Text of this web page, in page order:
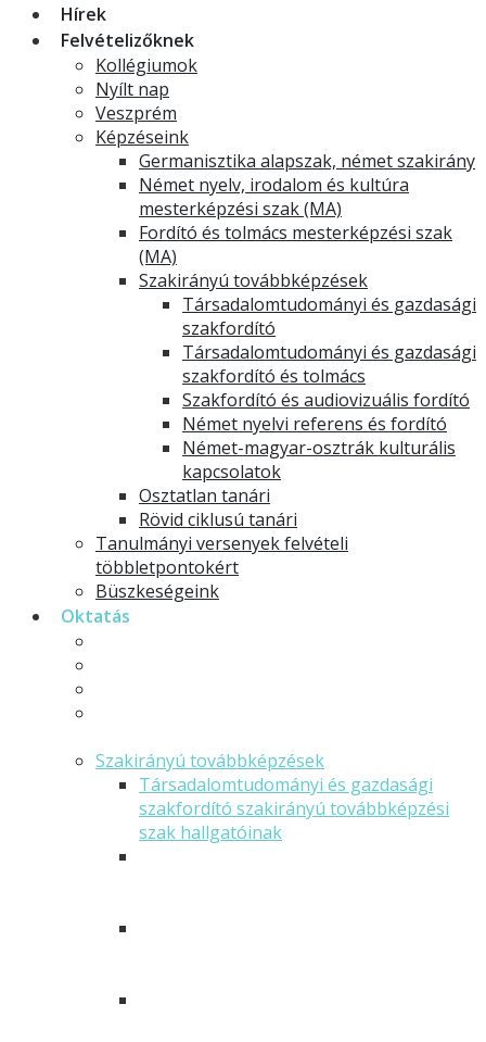
Hírek
Felvételizőknek
Kollégiumok
Nyílt nap
Veszprém
Képzéseink
Germanisztika alapszak, német szakirány
Német nyelv, irodalom és kultúra
mesterképzési szak (MA)
Fordító és tolmács mesterképzési szak
(MA)
Szakirányú továbbképzések
Társadalomtudományi és gazdasági
szakfordító
Társadalomtudományi és gazdasági
szakfordító és tolmács
Szakfordító és audiovizuális fordító
Német nyelvi referens és fordító
Német-magyar-osztrák kulturális
kapcsolatok
Osztatlan tanári
Rövid ciklusú tanári
Tanulmányi versenyek felvételi
többletpontokért
Büszkeségeink
Oktatás
Szakirányú továbbképzések
Társadalomtudományi és gazdasági
szakfordító szakirányú továbbképzési
szak hallgatóinak